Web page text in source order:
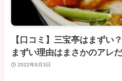
【口コミ】三宝亭はまずい
まずい理由はまさかのアレ
2022年9月3日